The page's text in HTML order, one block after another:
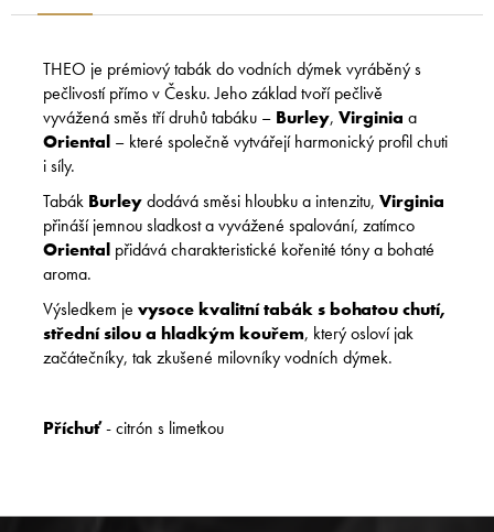
THEO je prémiový tabák do vodních dýmek vyráběný s
pečlivostí přímo v Česku. Jeho základ tvoří pečlivě
vyvážená směs tří druhů tabáku – Burley, Virginia a
Oriental – které společně vytvářejí harmonický profil chuti
i síly.
Tabák Burleydodává směsi hloubku a intenzitu, Virginia
přináší jemnou sladkost a vyvážené spalování, zatímco
Oriental přidává charakteristické kořenité tóny a bohaté
aroma.
Výsledkem je vysoce kvalitní tabák s bohatou chutí,
střední silou a hladkým kouřem, který osloví jak
začátečníky, tak zkušené milovníky vodních dýmek.
Příchuť- citrón s limetkou